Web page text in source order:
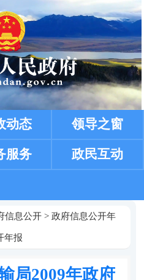
动态 领导之窗
服务 政民互动
信息公开> 政府信息公开年
年报
局2009年政府